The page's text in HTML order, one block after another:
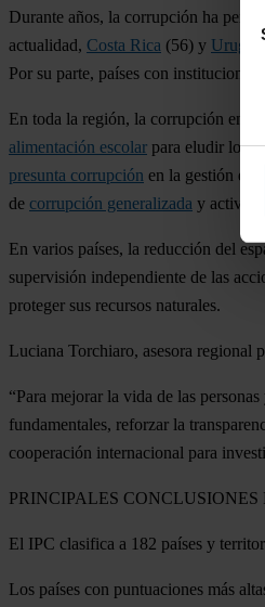
Durante años, la corrupción ha
actualidad, Costa Rica (56) y
Por su parte, países con instituciones
En toda la región, la corrupción en
alimentación escolar para eludir los
presunta corrupción en la gestión de
de corrupción generalizada y
En varios países, la reducción del
supervisión independiente de las
proteger sus recursos naturales.
Luciana Torchiaro, asesora regional
“Para mejorar la vida de las
fundamentales, reforzar la
cooperación internacional para
PRINCIPALES
El IPC clasifica a 182 países y
Los países con puntuaciones más